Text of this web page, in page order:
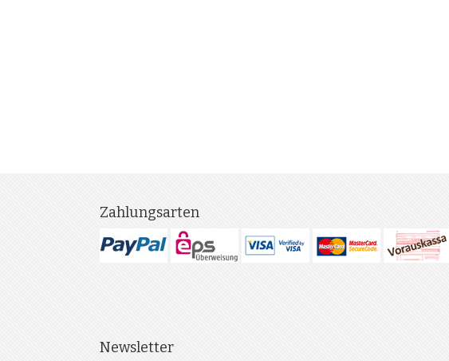
Zahlungsarten
Newsletter